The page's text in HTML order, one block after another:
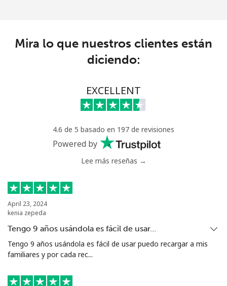
Mira lo que nuestros clientes están
diciendo:
EXCELLENT
4.6 de 5 basado en 197 de revisiones
Powered by
Lee más reseñas →
April 23, 2024
kenia zepeda
Tengo 9 años usándola es fácil de usar…
Tengo 9 años usándola es fácil de usar puedo recargar a mis
familiares y por cada rec...